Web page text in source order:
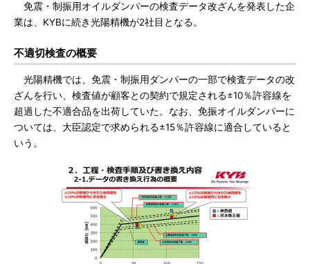
免震・制振用オイルダンパーの検査データ改ざんを発表した企
業は、KYBに続き光陽精機が2社目となる。
不適切検査の概要
光陽精機では、免震・制振用ダンパーの一部で検査データの改
ざんを行い、検査値が顧客との契約で規定される±10％許容線を
超過した不適合品を出荷していた。なお、免振オイルダンパーに
ついては、大臣認定で求められる±15％許容線に適合していると
いう。